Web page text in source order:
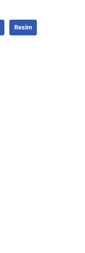
Resim